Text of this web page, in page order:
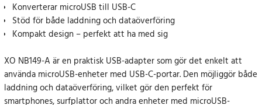
Konverterar microUSB till USB-C
Stöd för både laddning och dataöverföring
Kompakt design – perfekt att ha med sig
XO NB149-A är en praktisk USB-adapter som gör det enkelt att
använda microUSB-enheter med USB-C-portar. Den möjliggör både
laddning och dataöverföring, vilket gör den perfekt för
smartphones, surfplattor och andra enheter med microUSB-